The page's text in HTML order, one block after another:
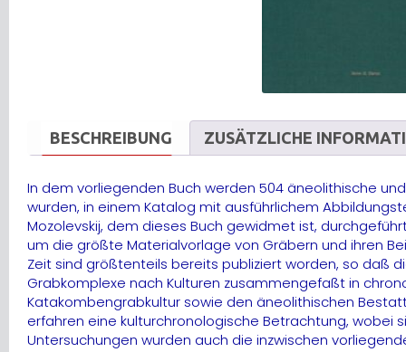
BESCHREIBUNG ZUSÄTZLICHE
In dem vorliegenden Buch werden 504 äneolithische
wurden, in einem Katalog mit ausführlichem
Mozolevskij, dem dieses Buch gewidmet ist,
um die größte Materialvorlage von Gräbern und ihren
Zeit sind größtenteils bereits publiziert worden, so daß
Grabkomplexe nach Kulturen zusammengefaßt in
Katakombengrabkultur sowie den äneolithischen
erfahren eine kulturchronologische Betrachtung, wobei
Untersuchungen wurden auch die inzwischen